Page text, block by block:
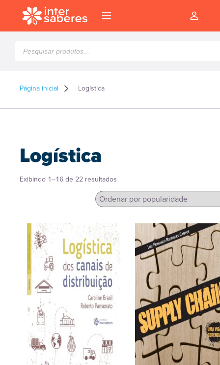
produtos
Página inicial Logística
Logística
Exibindo 1–16 de 22 resultados
popularidade